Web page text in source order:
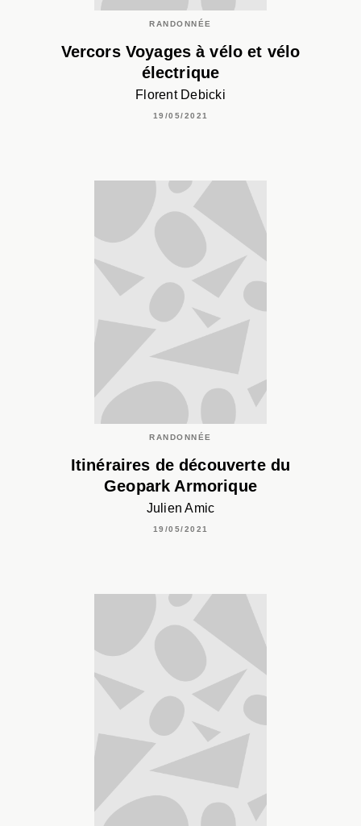
RANDONNÉE
Vercors Voyages à vélo et vélo
électrique
Florent Debicki
19/05/2021
RANDONNÉE
Itinéraires de découverte du
Geopark Armorique
Julien Amic
19/05/2021